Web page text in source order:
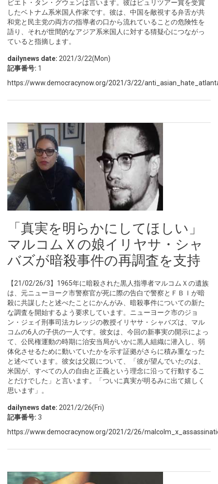
ビエト・タン・グウェンは言います。彼はピュリツアー賞を受賞
したベトナム系米国人作家です。彼は、中国を敵視する弁舌が共
和党と民主党の両方の指導者の口から流れていることの危険性を
語り、それが世間的なアジア系米国人に対する猜疑心につながっ
ていると指摘します。
dailynews date: 2021/3/22(Mon)
記事番号: 1
https://www.democracynow.org/2021/3/22/
「真実を明らかにしてほしい」
マルコムＸの娘イリヤサ・シャ
バズが暗殺事件の再調査を支持
【21/02/26/3】1965年に暗殺された黒人指導者マルコムＸの遺族
は、元ニューヨーク市警察官が死に際の告白で警察とＦＢＩが暗
殺に共謀したと述べたことにかんがみ、暗殺事件についての新た
な調査を開始するよう要求しています。ニューヨーク市のジョ
ン・ジェイ刑事司法カレッジの教授イリヤサ・シャバズは、マル
コムの6人の子供の一人です。彼女は、今回の新事実の開示によっ
て、公民権運動の時期に治安当局がいかに黒人組織に潜入し、弱
体化させるために動いていたかを示す証拠がさらに積み重なった
と述べています。彼女は父親について、「彼が望んでいたのは、
米国が、すべての人の自由と正義という理念に沿って行動するこ
とだけでした」と言います。「ついに真実が明るみに出て嬉しく
思います」。
dailynews date: 2021/2/26(Fri)
記事番号: 3
https://www.democracynow.org/2021/2/26/